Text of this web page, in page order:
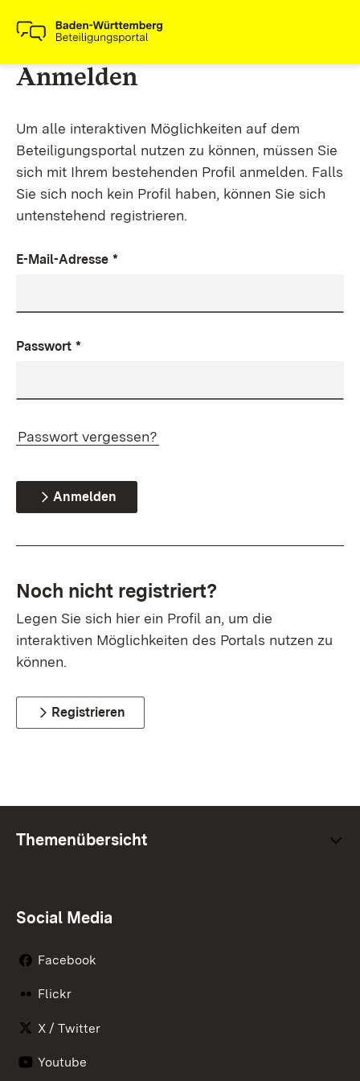
Anmelden
Um alle interaktiven Möglichkeiten auf dem
Beteiligungsportal nutzen zu können, müssen Sie
sich mit Ihrem bestehenden Profil anmelden. Falls
Sie sich noch kein Profil haben, können Sie sich
untenstehend registrieren.
E-Mail-Adresse *
Passwort *
Passwort vergessen?
Anmelden
Noch nicht registriert?
Legen Sie sich hier ein Profil an, um die
interaktiven Möglichkeiten des Portals nutzen zu
können.
Registrieren
Themenübersicht
Social Media
Facebook
Flickr
X / Twitter
Youtube